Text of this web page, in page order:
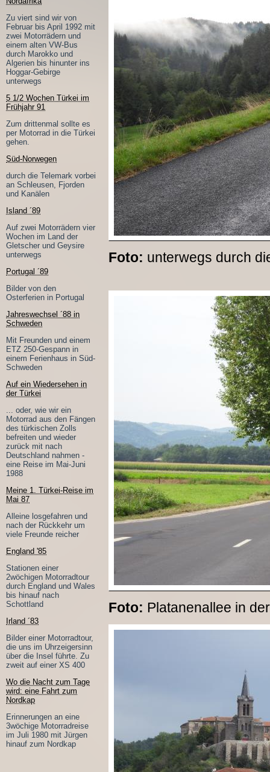
Zu viert sind wir von
Februar bis April 1992 mit
zwei Motorrädern und
einem alten VW-Bus
durch Marokko und
Algerien bis hinunter ins
Hoggar-Gebirge
unterwegs
5 1/2 Wochen Türkei im
Frühjahr 91
Zum drittenmal sollte es
per Motorrad in die Türkei
gehen.
Süd-Norwegen
durch die Telemark vorbei
an Schleusen, Fjorden
und Kanälen
Island ´89
Auf zwei Motorrädern vier
Wochen im Land der
Gletscher und Geysire
unterwegs
Portugal ´89
Bilder von den
Osterferien in Portugal
Jahreswechsel ´88 in
Schweden
Mit Freunden und einem
ETZ 250-Gespann in
einem Ferienhaus in Süd-
Schweden
Auf ein Wiedersehen in
der Türkei
... oder, wie wir ein
Motorrad aus den Fängen
des türkischen Zolls
befreiten und wieder
zurück mit nach
Deutschland nahmen -
eine Reise im Mai-Juni
1988
Meine 1. Türkei-Reise im
Mai 87
Alleine losgefahren und
nach der Rückkehr um
viele Freunde reicher
England '85
Stationen einer
2wöchigen Motorradtour
durch England und Wales
bis hinauf nach
Schottland
Irland ´83
Bilder einer Motorradtour,
die uns im Uhrzeigersinn
über die Insel führte. Zu
zweit auf einer XS 400
Wo die Nacht zum Tage
wird: eine Fahrt zum
Nordkap
Erinnerungen an eine
3wöchige Motorradreise
im Juli 1980 mit Jürgen
hinauf zum Nordkap
Foto: unterwegs durch
Foto: Platanenallee in